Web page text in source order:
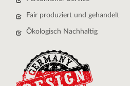
Fair produziert und gehandelt
Ökologisch Nachhaltig